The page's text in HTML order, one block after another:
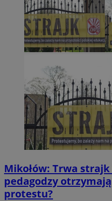
Mikołów: Trwa
pedagodzy
protestu?